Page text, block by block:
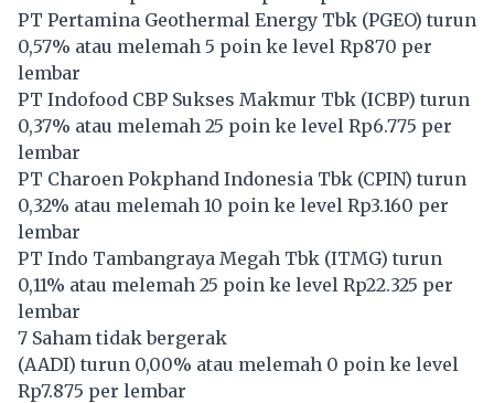
PT Pertamina Geothermal Energy Tbk (PGEO) turun
0,57% atau melemah 5 poin ke level Rp870 per
lembar
PT Indofood CBP Sukses Makmur Tbk (ICBP) turun
0,37% atau melemah 25 poin ke level Rp6.775 per
lembar
PT Charoen Pokphand Indonesia Tbk (CPIN) turun
0,32% atau melemah 10 poin ke level Rp3.160 per
lembar
PT Indo Tambangraya Megah Tbk (ITMG) turun
0,11% atau melemah 25 poin ke level Rp22.325 per
lembar
7 Saham tidak bergerak
(AADI) turun 0,00% atau melemah 0 poin ke level
Rp7.875 per lembar